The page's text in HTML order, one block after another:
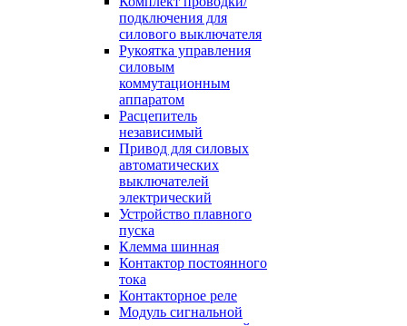
подключения для
силового выключателя
Рукоятка управления
силовым
коммутационным
аппаратом
Расцепитель
независимый
Привод для силовых
автоматических
выключателей
электрический
Устройство плавного
пуска
Клемма шинная
Контактор постоянного
тока
Контакторное реле
Модуль сигнальной